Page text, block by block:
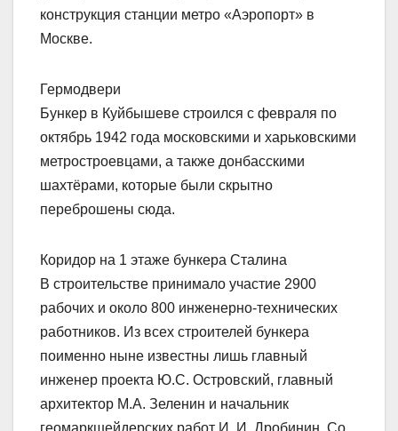
конструкция станции метро «Аэропорт» в
Москве.
Гермодвери
Бункер в Куйбышеве строился с февраля по
октябрь 1942 года московскими и харьковскими
метростроевцами, а также донбасскими
шахтёрами, которые были скрытно
переброшены сюда.
Коридор на 1 этаже бункера Сталина
В строительстве принимало участие 2900
рабочих и около 800 инженерно-технических
работников. Из всех строителей бункера
поименно ныне известны лишь главный
инженер проекта Ю.С. Островский, главный
архитектор М.А. Зеленин и начальник